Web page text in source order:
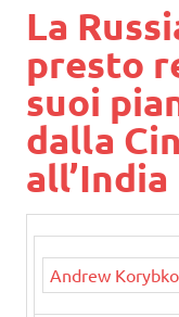
La
presto
suoi
dalla
all’India
Andrew Korybko